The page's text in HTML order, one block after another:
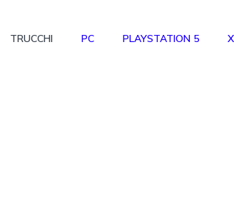
TRUCCHI PC PLAYSTATION 5